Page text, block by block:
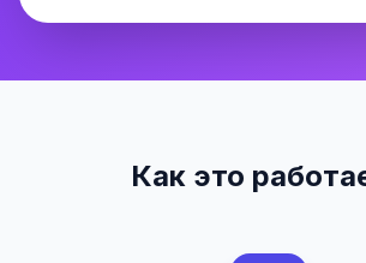
Как это